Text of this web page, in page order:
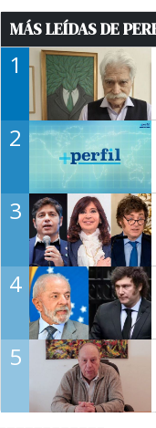
MÁS LEÍDAS DE
1
2
3
4
5